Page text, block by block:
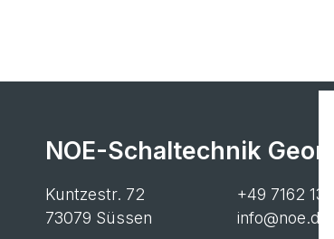
NOE-Schaltechnik
Kuntzestr. 72
73079 Süssen
+49 7162 13-1
info@noe.de